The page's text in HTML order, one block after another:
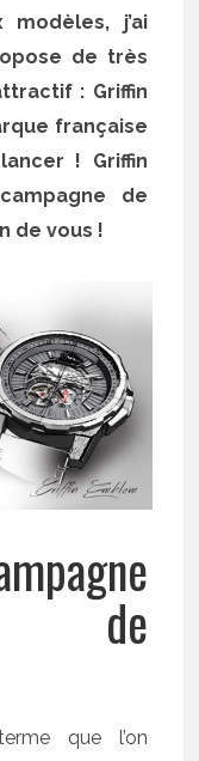
j’ai
de très
: Griffin
française
! Griffin
de
de vous !
de
que l’on